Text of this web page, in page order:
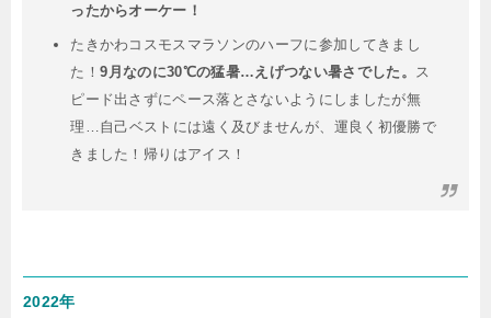
ったからオーケー！
たきかわコスモスマラソンのハーフに参加してきまし
た！ ⁡⁡9月なのに30℃の猛暑…えげつない暑さでした。
⁡ス
ピード出さずにペース落とさないようにしましたが無
理…⁡自己ベストには遠く及びませんが、⁡運良く初優勝で
きました！⁡帰りはアイス！⁡⁡
2022年